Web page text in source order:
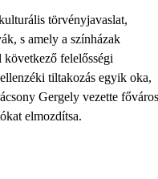
törvényjavaslat,
s amely a színházak
következő felelősségi
tiltakozás egyik oka,
Gergely vezette főváros
elmozdítsa.